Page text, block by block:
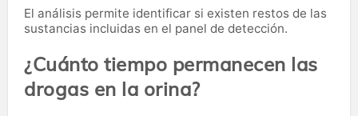
El análisis permite identificar si existen restos de las
sustancias incluidas en el panel de detección.
¿Cuánto tiempo permanecen las
drogas en la orina?